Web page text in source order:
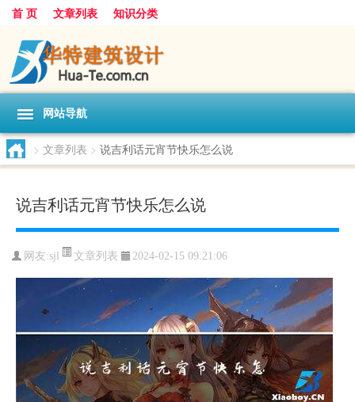
首 页 文章列表 知识分类
网站导航
> 文章列表 > 说吉利话元宵节快乐怎么说
说吉利话元宵节快乐怎么说
网友:sjl 文章列表 2024-02-15 09:21:06